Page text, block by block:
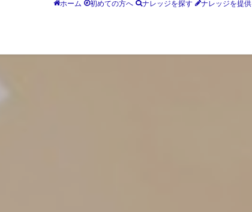
ホーム 初めての方へ ナレッジを探す ナレッジを提供